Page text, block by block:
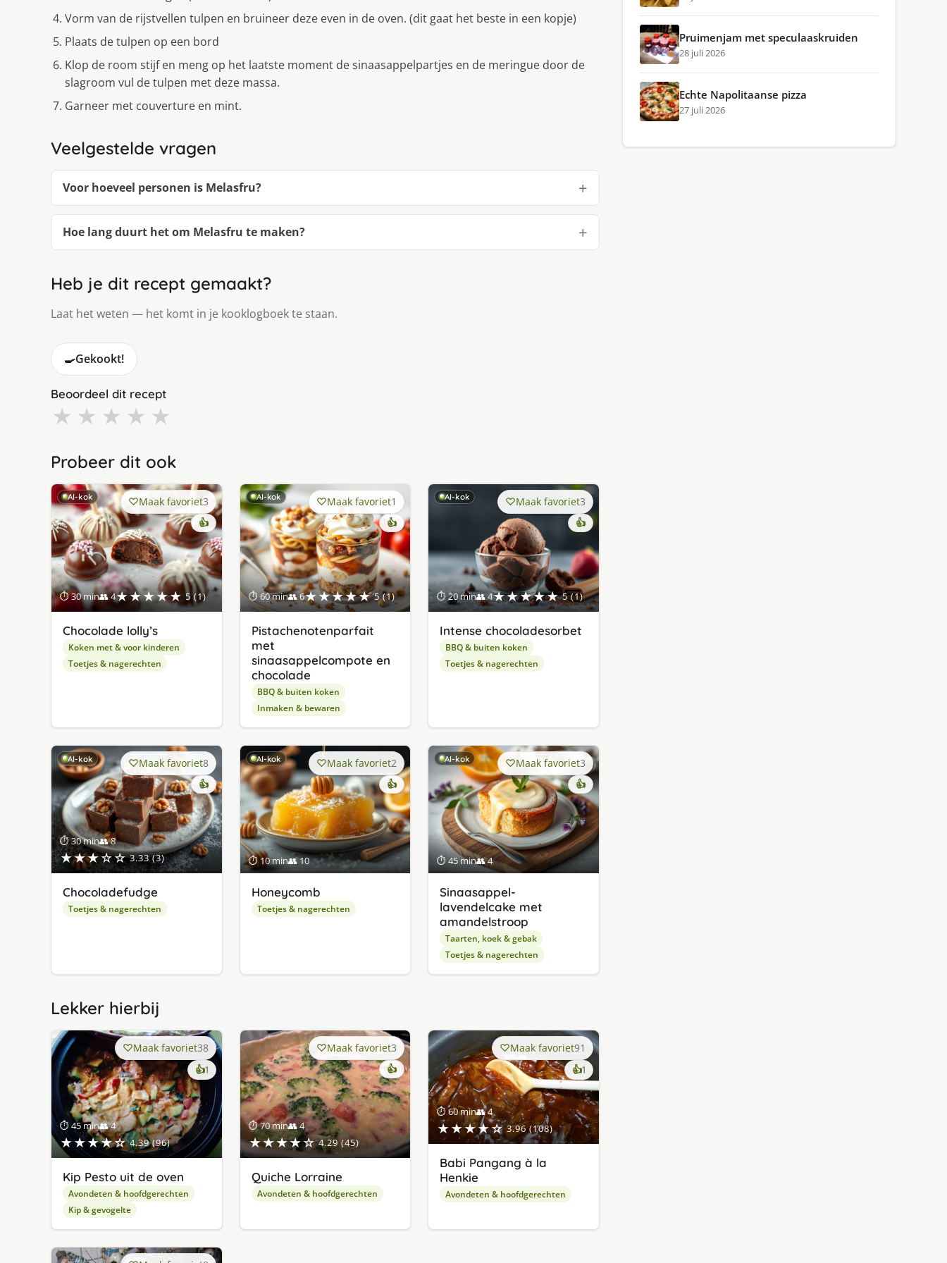
Vorm van de rijstvellen tulpen en bruineer deze even in de oven. (dit gaat het beste in een kopje)
Plaats de tulpen op een bord
Klop de room stijf en meng op het laatste moment de sinaasappelpartjes en de meringue door de
slagroom vul de tulpen met deze massa.
Garneer met couverture en mint.
Veelgestelde vragen
Voor hoeveel personen is Melasfru?
Hoe lang duurt het om Melasfru te maken?
Heb je dit recept gemaakt?
Laat het weten — het komt in je kooklogboek te staan.
🍳Gekookt!
Beoordeel dit recept
★ ★ ★ ★ ★
Probeer dit ook
AI-kok
⏱ 30 min👥 4★★★★★ 5 (1)
Maak favoriet3
👍
Chocolade lolly’s
Koken met & voor kinderen
Toetjes & nagerechten
AI-kok
⏱ 60 min👥 6★★★★★ 5 (1)
Maak favoriet1
👍
Pistachenotenparfait
met
sinaasappelcompote en
chocolade
BBQ & buiten koken
Inmaken & bewaren
AI-kok
⏱ 20 min👥 4★★★★★ 5 (1)
Maak favoriet3
👍
Intense chocoladesorbet
BBQ & buiten koken
Toetjes & nagerechten
AI-kok
⏱ 30 min👥 8
★★★☆☆ 3.33 (3)
Maak favoriet8
👍
Chocoladefudge
Toetjes & nagerechten
AI-kok
⏱ 10 min👥 10
Maak favoriet2
👍
Honeycomb
Toetjes & nagerechten
AI-kok
⏱ 45 min👥 4
Maak favoriet3
👍
Sinaasappel-
lavendelcake met
amandelstroop
Taarten, koek & gebak
Toetjes & nagerechten
Lekker hierbij
⏱ 45 min👥 4
★★★★☆ 4.39 (96)
Maak favoriet38
👍1keer
lekker
gevonden
Kip Pesto uit de oven
Avondeten & hoofdgerechten
Kip & gevogelte
⏱ 70 min👥 4
★★★★☆ 4.29 (45)
Maak favoriet3
👍
Quiche Lorraine
Avondeten & hoofdgerechten
⏱ 60 min👥 4
★★★★☆ 3.96 (108)
Maak favoriet91
👍1keer
lekker
gevonden
Babi Pangang à la
Henkie
Avondeten & hoofdgerechten
Pruimenjam met speculaaskruiden
28 juli 2026
Echte Napolitaanse pizza
27 juli 2026